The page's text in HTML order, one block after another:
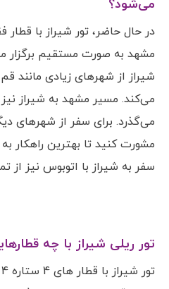
می‌شود؟
در حال حاضر، تور شیراز با
مشهد به صورت مستقیم برگزار
شیراز از شهرهای زیادی مانند
می‌کند. مسیر مشهد به شیراز
می‌گذرد. برای سفر از شهرهای
مشورت کنید تا بهترین راهکار
سفر به شیراز با اتوبوس نیز از
تور ریلی شیراز با چه